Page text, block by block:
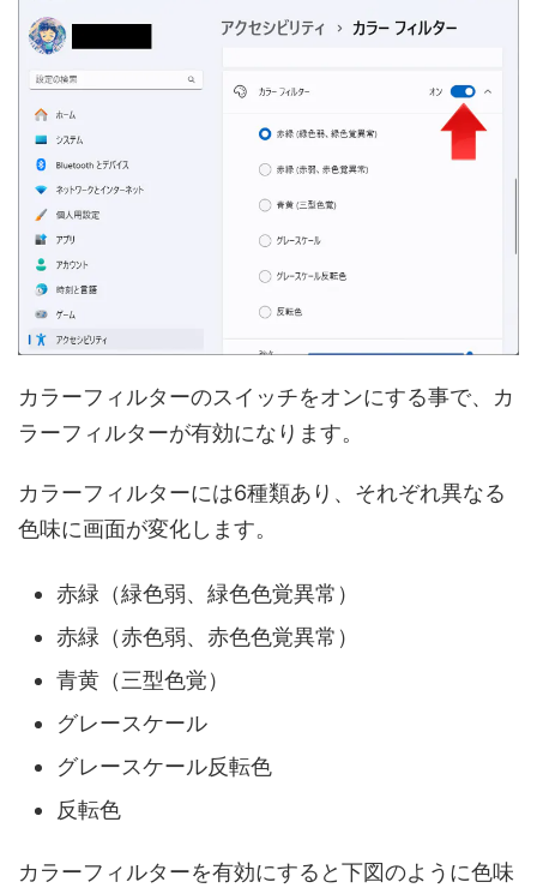
カラーフィルターのスイッチをオンにする事で、カ
ラーフィルターが有効になります。
カラーフィルターには6種類あり、それぞれ異なる
色味に画面が変化します。
赤緑（緑色弱、緑色色覚異常）
赤緑（赤色弱、赤色色覚異常）
青黄（三型色覚）
グレースケール
グレースケール反転色
反転色
カラーフィルターを有効にすると下図のように色味